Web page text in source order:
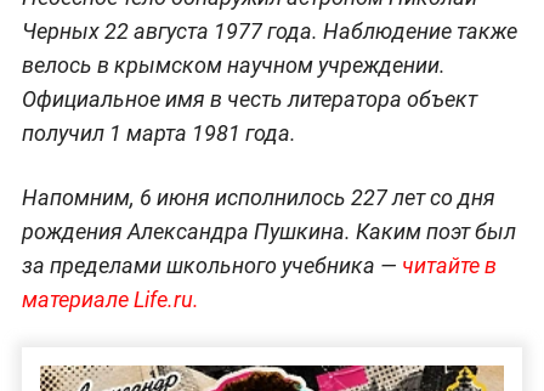
Черных 22 августа 1977 года. Наблюдение также
велось в крымском научном учреждении.
Официальное имя в честь литератора объект
получил 1 марта 1981 года.
Напомним, 6 июня исполнилось 227 лет со дня
рождения Александра Пушкина. Каким поэт был
за пределами школьного учебника — читайте в
материале Life.ru.